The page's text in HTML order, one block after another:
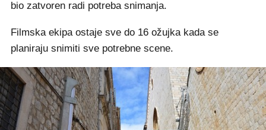
bio zatvoren radi potreba snimanja.
Filmska ekipa ostaje sve do 16 ožujka kada se
planiraju snimiti sve potrebne scene.